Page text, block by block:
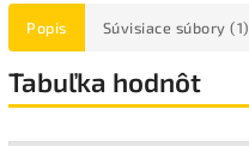
Popis Súvisiace súbory (1)
Tabuľka hodnôt